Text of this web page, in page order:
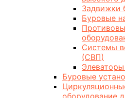
Задвижки
Буровые
Системы
(СВП)
Буровые
оборудование